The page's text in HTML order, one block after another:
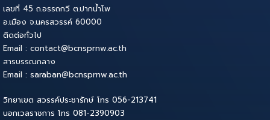
เลขที่ 45 ถ.อรรถกวี ต.ปากน้ำโพ
อ.เมือง จ.นครสวรรค์ 60000
ติดต่อทั่วไป
Email : contact@bcnsprnw.ac.th
สารบรรณกลาง
Email : saraban@bcnsprnw.ac.th
วิทยาเขต สวรรค์ประชารักษ์ โทร 056-213741
นอกเวลราชการ โทร 081-2390903